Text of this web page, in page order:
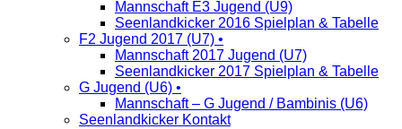
Mannschaft E3 Jugend (U9)
Seenlandkicker 2016 Spielplan & Tabelle
F2 Jugend 2017 (U7) •
Mannschaft 2017 Jugend (U7)
Seenlandkicker 2017 Spielplan & Tabelle
G Jugend (U6) •
Mannschaft – G Jugend / Bambinis (U6)
Seenlandkicker Kontakt